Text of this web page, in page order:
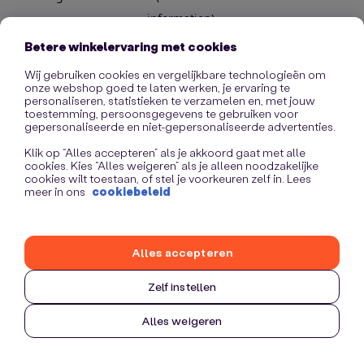
information).
Betere winkelervaring met cookies
Wij gebruiken cookies en vergelijkbare technologieën om
onze webshop goed te laten werken, je ervaring te
personaliseren, statistieken te verzamelen en, met jouw
toestemming, persoonsgegevens te gebruiken voor
gepersonaliseerde en niet-gepersonaliseerde advertenties.
Klik op “Alles accepteren” als je akkoord gaat met alle
cookies. Kies “Alles weigeren” als je alleen noodzakelijke
cookies wilt toestaan, of stel je voorkeuren zelf in. Lees
meer in ons cookiebeleid
Zelf instellen
Alles weigeren
Alles accepteren